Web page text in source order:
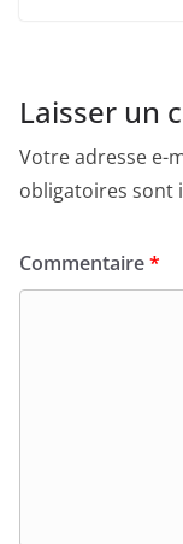
Laisser un
Votre adresse e-
obligatoires sont
Commentaire*